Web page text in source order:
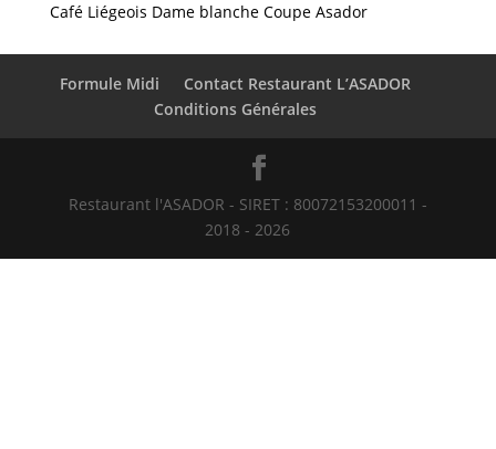
Café Liégeois Dame blanche Coupe Asador
Formule Midi
Contact Restaurant L’ASADOR
Conditions Générales
Restaurant l'ASADOR - SIRET : 80072153200011 -
2018 - 2026